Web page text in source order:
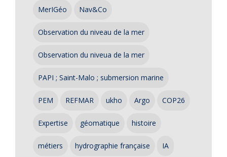
MerIGéo Nav&Co
Observation du niveau de la mer
Observation du niveua de la mer
PAPI ; Saint-Malo ; submersion marine
PEM REFMAR ukho Argo COP26
Expertise géomatique histoire
métiers hydrographie française IA